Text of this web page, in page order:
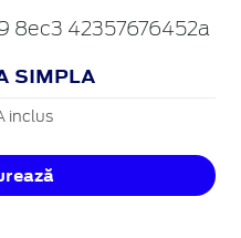
SIMPLA
inclus